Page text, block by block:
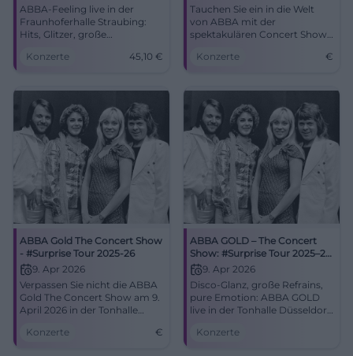
ABBA-Feeling live in der
Fraunhoferhalle Straubing:
Hits, Glitzer, große
28.02.2026, 20:00 Uhr, Tickets
Konzerte 45,10 €
Tauchen Sie ein in die Welt
von ABBA mit der
spektakulären Concert Show
verpassen!
Konzerte €
ABBA Gold The Concert Show
- #Surprise Tour 2025-26
9. Apr 2026
Verpassen Sie nicht die ABBA
Gold The Concert Show am 9.
April 2026 in der Tonhalle
Musikliebhaber!
Konzerte €
ABBA GOLD – The Concert
Show: #Surprise Tour 2025–26
in Düsseldorf
9. Apr 2026
Disco-Glanz, große Refrains,
pure Emotion: ABBA GOLD
live in der Tonhalle Düsseldorf.
Starke Akustik, Top-
Konzerte